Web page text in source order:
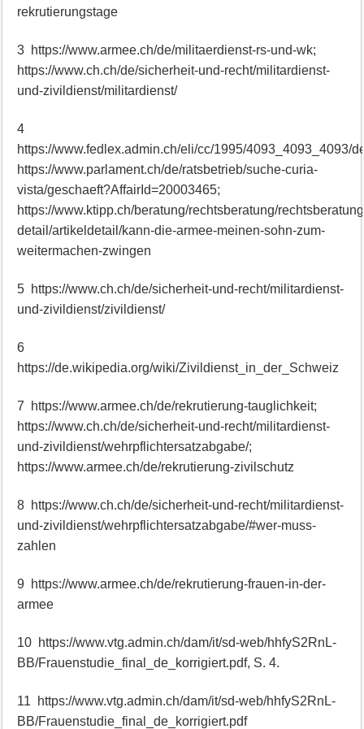
rekrutierungstage
3 https://www.armee.ch/de/militaerdienst-rs-und-wk;
https://www.ch.ch/de/sicherheit-und-recht/militardienst-
und-zivildienst/militardienst/
4
https://www.fedlex.admin.ch/eli/cc/1995/4093_4093_4093/
https://www.parlament.ch/de/ratsbetrieb/suche-curia-
vista/geschaeft?AffairId=20003465;
https://www.ktipp.ch/beratung/rechtsberatung/
detail/artikeldetail/kann-die-armee-meinen-sohn-zum-
weitermachen-zwingen
5 https://www.ch.ch/de/sicherheit-und-recht/militardienst-
und-zivildienst/zivildienst/
6
https://de.wikipedia.org/wiki/Zivildienst_in_der_Schweiz
7 https://www.armee.ch/de/rekrutierung-tauglichkeit;
https://www.ch.ch/de/sicherheit-und-recht/militardienst-
und-zivildienst/wehrpflichtersatzabgabe/;
https://www.armee.ch/de/rekrutierung-zivilschutz
8 https://www.ch.ch/de/sicherheit-und-recht/militardienst-
und-zivildienst/wehrpflichtersatzabgabe/#wer-muss-
zahlen
9 https://www.armee.ch/de/rekrutierung-frauen-in-der-
armee
10 https://www.vtg.admin.ch/dam/it/sd-web/hhfyS2RnL-
BB/Frauenstudie_final_de_korrigiert.pdf, S. 4.
11 https://www.vtg.admin.ch/dam/it/sd-web/hhfyS2RnL-
BB/Frauenstudie_final_de_korrigiert.pdf